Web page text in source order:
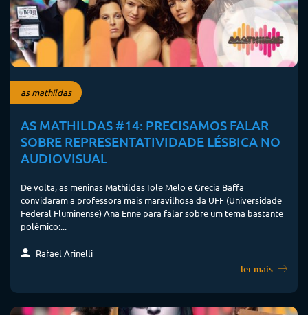
as mathildas
AS MATHILDAS #14: PRECISAMOS FALAR
SOBRE REPRESENTATIVIDADE LÉSBICA NO
AUDIOVISUAL
De volta, as meninas Mathildas Iole Melo e Grecia Baffa
convidaram a professora mais maravilhosa da UFF (Universidade
Federal Fluminense) Ana Enne para falar sobre um tema bastante
polêmico:...
Rafael Arinelli
ler mais